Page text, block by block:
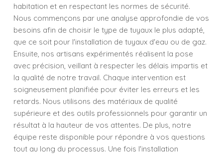
habitation et en respectant les normes de sécurité.
Nous commençons par une analyse approfondie de vos
besoins afin de choisir le type de tuyaux le plus adapté,
que ce soit pour l'installation de tuyaux d'eau ou de gaz.
Ensuite, nos artisans expérimentés réalisent la pose
avec précision, veillant à respecter les délais impartis et
la qualité de notre travail. Chaque intervention est
soigneusement planifiée pour éviter les erreurs et les
retards. Nous utilisons des matériaux de qualité
supérieure et des outils professionnels pour garantir un
résultat à la hauteur de vos attentes. De plus, notre
équipe reste disponible pour répondre à vos questions
tout au long du processus. Une fois l'installation